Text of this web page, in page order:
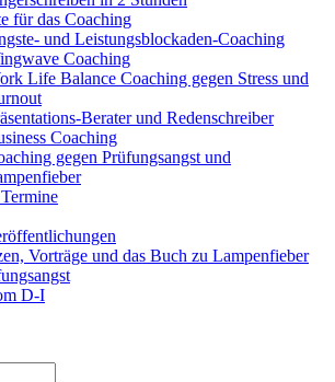
für das Coaching
und Leistungsblockaden-Coaching
Coaching
Life Balance Coaching gegen Stress und
Berater und Redenschreiber
Coaching
gegen Prüfungsangst und
Vorträge und das Buch zu Lampenfieber
D-I